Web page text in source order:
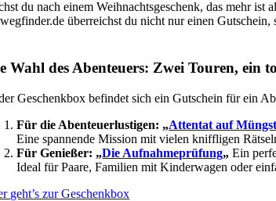
du nach einem Weihnachtsgeschenk, das mehr
überreichst du nicht nur einen
Wahl des Abenteuers: Zwei Touren, ein
Geschenkbox befindet sich ein Gutschein für ein
Für die Abenteuerlustigen: „Attentat auf
Eine spannende Mission mit vielen kniffligen
Für Genießer: „Die Aufnahmeprüfung„ Ein
Ideal für Paare, Familien mit Kinderwagen oder
geht’s zur Geschenkbox